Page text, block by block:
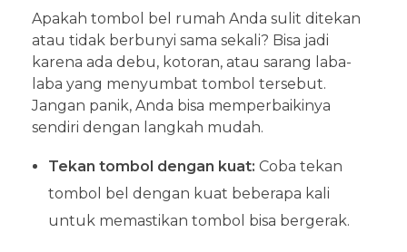
Apakah tombol bel rumah Anda sulit ditekan
atau tidak berbunyi sama sekali? Bisa jadi
karena ada debu, kotoran, atau sarang laba-
laba yang menyumbat tombol tersebut.
Jangan panik, Anda bisa memperbaikinya
sendiri dengan langkah mudah.
Tekan tombol dengan kuat: Coba tekan
tombol bel dengan kuat beberapa kali
untuk memastikan tombol bisa bergerak.